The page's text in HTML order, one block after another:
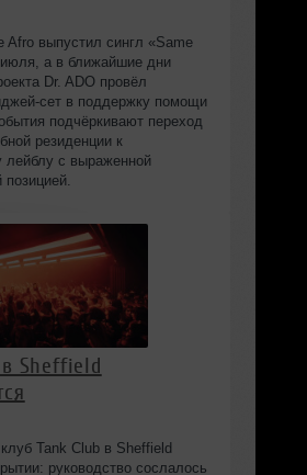
Afro выпустил сингл «Same
июля, а в ближайшие дни
Dr. ADO провёл
в поддержку помощи
подчёркивают переход
резиденции к
лейблу с выраженной
Sheffield
Tank Club в Sheffield
руководство сослалось